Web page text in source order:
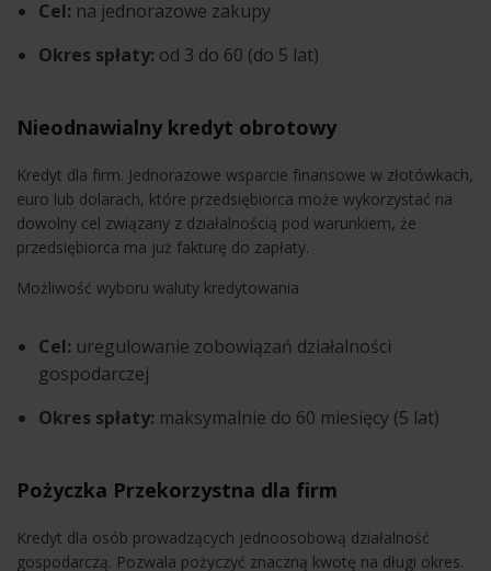
Cel: na jednorazowe zakupy
Okres spłaty: od 3 do 60 (do 5 lat)
Nieodnawialny kredyt obrotowy
Kredyt dla firm. Jednorazowe wsparcie finansowe w złotówkach,
euro lub dolarach, które przedsiębiorca może wykorzystać na
dowolny cel związany z działalnością pod warunkiem, że
przedsiębiorca ma już fakturę do zapłaty.
Możliwość wyboru waluty kredytowania
Cel: uregulowanie zobowiązań działalności
gospodarczej
Okres spłaty: maksymalnie do 60 miesięcy (5 lat)
Pożyczka Przekorzystna dla firm
Kredyt dla osób prowadzących jednoosobową działalność
gospodarczą. Pozwala pożyczyć znaczną kwotę na długi okres.